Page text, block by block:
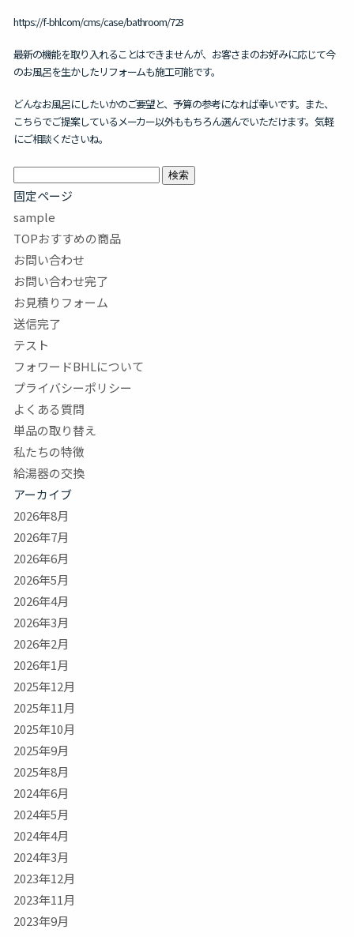
https://f-bhl.com/cms/case/bathroom/723
最新の機能を取り入れることはできませんが、お客さまのお好みに応じて今
のお風呂を生かしたリフォームも施工可能です。
どんなお風呂にしたいかのご要望と、予算の参考になれば幸いです。また、
こちらでご提案しているメーカー以外ももちろん選んでいただけます。気軽
にご相談くださいね。
検
索:
固定ページ
sample
TOPおすすめの商品
お問い合わせ
お問い合わせ完了
お見積りフォーム
送信完了
テスト
フォワードBHLについて
プライバシーポリシー
よくある質問
単品の取り替え
私たちの特徴
給湯器の交換
アーカイブ
2026年8月
2026年7月
2026年6月
2026年5月
2026年4月
2026年3月
2026年2月
2026年1月
2025年12月
2025年11月
2025年10月
2025年9月
2025年8月
2024年6月
2024年5月
2024年4月
2024年3月
2023年12月
2023年11月
2023年9月